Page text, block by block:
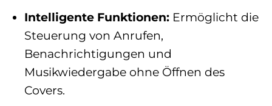
Intelligente Funktionen: Ermöglicht die
Steuerung von Anrufen,
Benachrichtigungen und
Musikwiedergabe ohne Öffnen des
Covers.